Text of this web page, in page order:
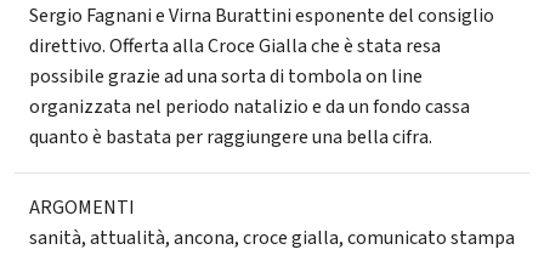
Sergio Fagnani e Virna Burattini esponente del consiglio
direttivo. Offerta alla Croce Gialla che è stata resa
possibile grazie ad una sorta di tombola on line
organizzata nel periodo natalizio e da un fondo cassa
quanto è bastata per raggiungere una bella cifra.
ARGOMENTI
sanità,attualità,ancona,croce gialla,comunicato stampa